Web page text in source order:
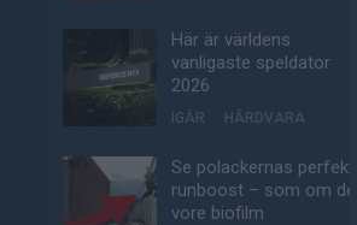
Här är världens
vanligaste speldator
2026
IGÅR HÅRDVARA
Se polackernas perfekta
runboost – som om det
vore biofilm